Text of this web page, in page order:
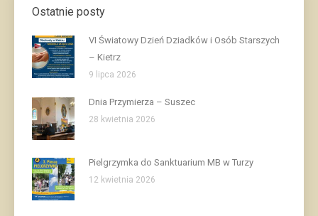
Ostatnie posty
VI Światowy Dzień Dziadków i Osób Starszych
– Kietrz
9 lipca 2026
Dnia Przymierza – Suszec
28 kwietnia 2026
Pielgrzymka do Sanktuarium MB w Turzy
12 kwietnia 2026